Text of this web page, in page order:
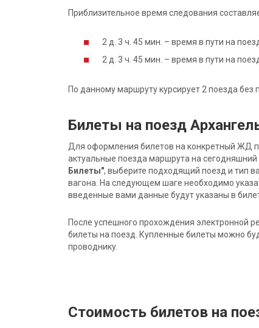
Приблизительное время следования
2 д. 3 ч. 45 мин. – время в пути на
2 д. 3 ч. 45 мин. – время в пути на
По данному маршруту курсирует 2 поезда без
Билеты на поезд
Для оформления билетов на конкретный ЖД
актуальные поезда маршрута на
Билеты", выберите подходящий поезд и тип
вагона. На следующем шаге необходимо
введенные вами данные будут указаны в
После успешного прохождения электронной
билеты на поезд. Купленные билеты можно
проводнику.
Стоимость билетов на